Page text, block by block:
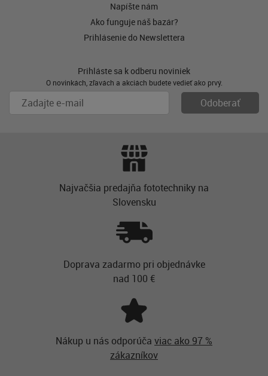
Napíšte nám
Ako funguje náš bazár?
Prihlásenie do Newslettera
Prihláste sa k odberu noviniek
O novinkách, zľavách a akciách budete vedieť ako prvý.
Najvačšia predajňa fototechniky na
Slovensku
Doprava zadarmo pri objednávke
nad 100 €
Nákup u nás odporúča viac ako 97 %
zákazníkov